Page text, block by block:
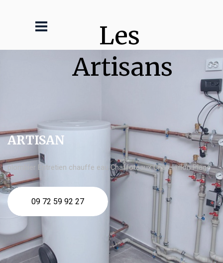
Les
Artisans
ARTISAN
plombier Entretien chauffe eau Chaffoteaux Châtelaillon Plage
09 72 59 92 27